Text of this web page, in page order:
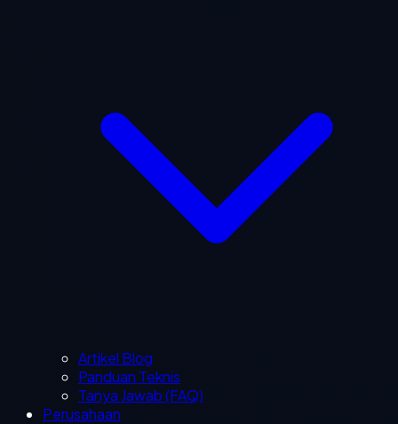
Artikel Blog
Panduan Teknis
Tanya Jawab (FAQ)
Perusahaan